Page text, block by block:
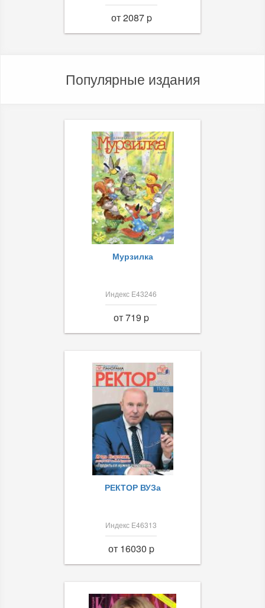
от 2087 p
Популярные издания
Мурзилка
Индекс Е43246
от 719 p
РЕКТОР ВУЗа
Индекс Е46313
от 16030 p